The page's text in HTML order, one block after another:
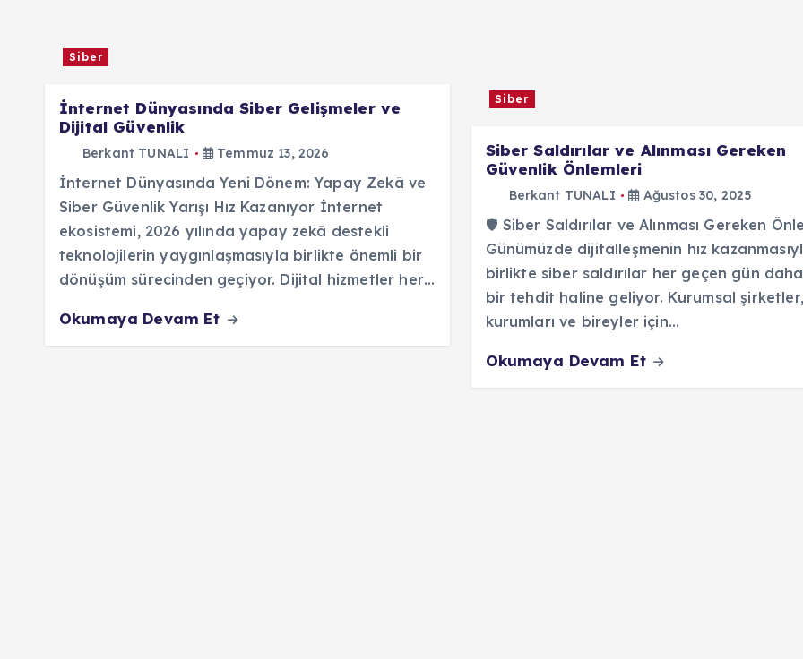
Siber
İnternet Dünyasında Siber Gelişmeler ve
Dijital Güvenlik
Berkant TUNALI Temmuz 13, 2026
İnternet Dünyasında Yeni Dönem: Yapay Zekâ ve
Siber Güvenlik Yarışı Hız Kazanıyor İnternet
ekosistemi, 2026 yılında yapay zekâ destekli
teknolojilerin yaygınlaşmasıyla birlikte önemli bir
dönüşüm sürecinden geçiyor. Dijital hizmetler her…
Okumaya Devam Et
Siber
Siber Saldırılar ve Alınması Gereken
Güvenlik Önlemleri
Berkant TUNALI Ağustos 30, 2025
🛡️ Siber Saldırılar ve Alınması Gereken
Günümüzde dijitalleşmenin hız
birlikte siber saldırılar her geçen gün
bir tehdit haline geliyor. Kurumsal
kurumları ve bireyler için…
Okumaya Devam Et